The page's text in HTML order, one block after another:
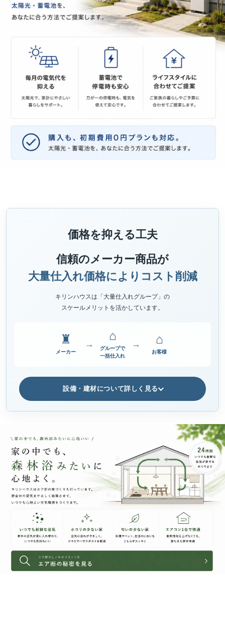
価格を抑える工夫
信頼のメーカー商品が
大量仕入れ価格によりコスト削減
キリンハウスは「大量仕入れグループ」の
スケールメリットを活かしています。
♜
メーカー
→
⌂
グループで
一括仕入れ
→ ⌂
お客様
設備・建材について詳しく見る